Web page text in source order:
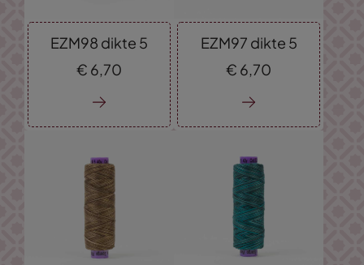
EZM98 dikte 5
€ 6,70
EZM97 dikte 5
€ 6,70